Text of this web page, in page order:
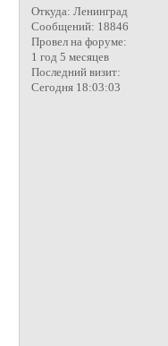
Откуда: Ленинград
Сообщений: 18846
Провел на форуме:
1 год 5 месяцев
Последний визит:
Сегодня 18:03:03